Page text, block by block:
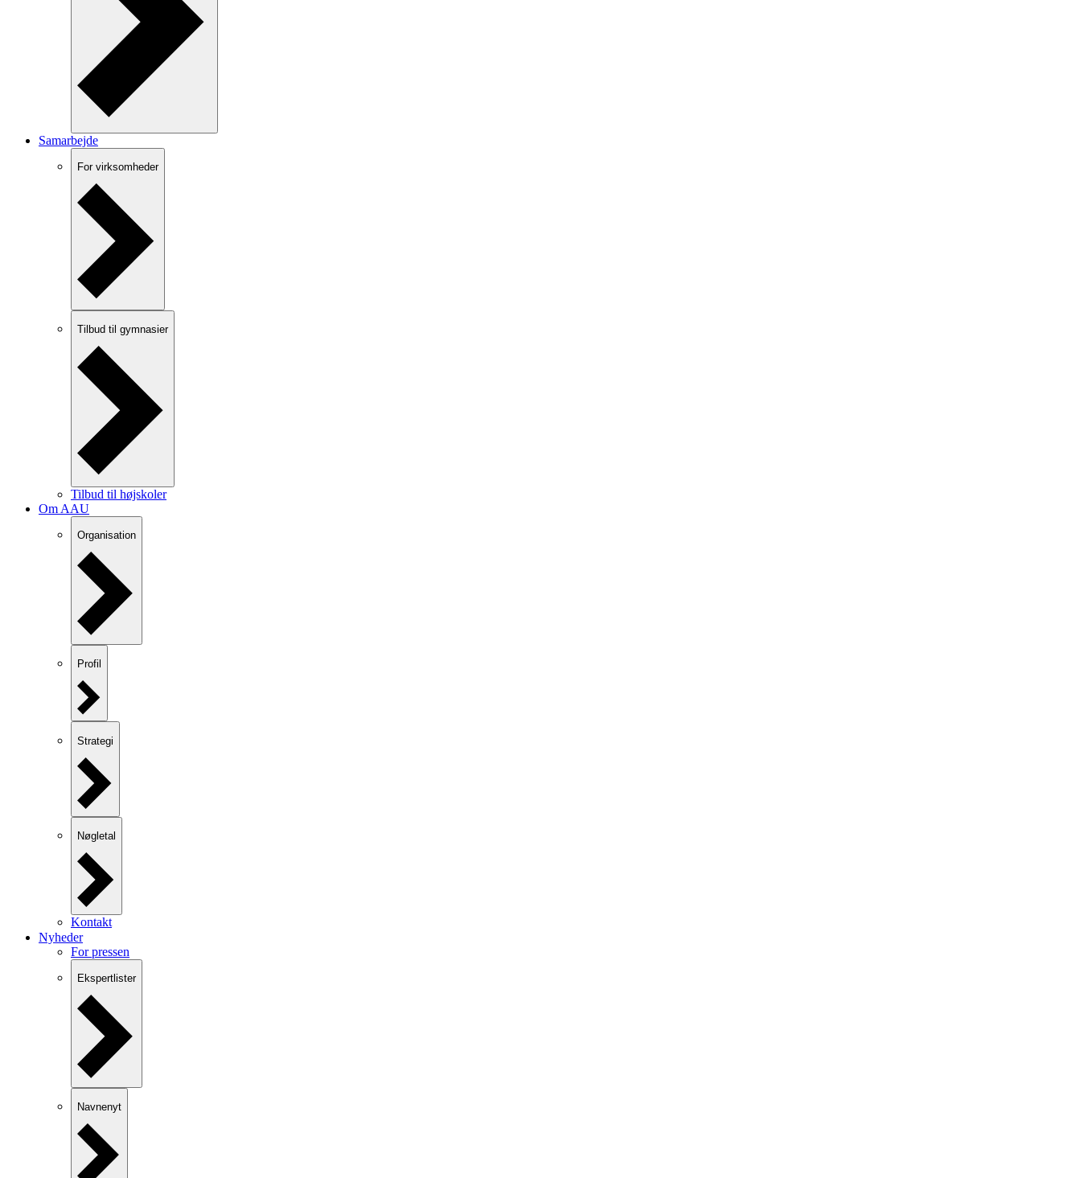
Samarbejde
For virksomheder
Tilbud til gymnasier
Tilbud til højskoler
Om AAU
Organisation
Profil
Strategi
Nøgletal
Kontakt
Nyheder
For pressen
Ekspertlister
Navnenyt